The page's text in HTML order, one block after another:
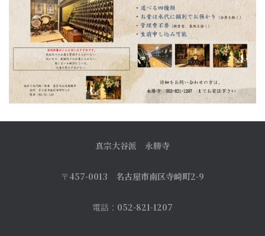
真宗大谷派 永勝寺
〒457-0013 名古屋市南区寺崎町2-9
電話： 052-821-1207